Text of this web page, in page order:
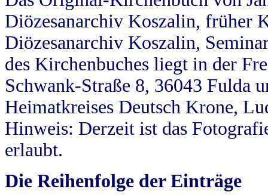
Diözesanarchiv Koszalin, früher
Diözesanarchiv Koszalin,
des Kirchenbuches liegt in der
Schwank-Straße 8, 36043 Fulda
Heimatkreises Deutsch Krone,
Hinweis: Derzeit ist das
erlaubt.
Die Reihenfolge der Einträge